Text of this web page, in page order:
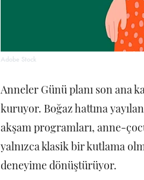
Adobe Stock
Anneler Günü planı son ana
kuruyor. Boğaz hattına
akşam programları, anne-
yalnızca klasik bir kutlama
deneyime dönüştürüyor.